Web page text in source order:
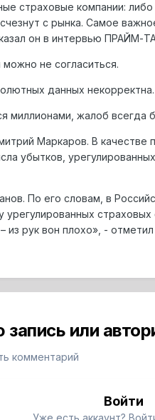
страховые компании:
с рынка. Самое
он в интервью ПРАЙМ-
не согласиться.
данных некорректна.
миллионами, жалоб всегда
Маркаров. В качестве
убытков,
По его словам, в
из рук вон плохо», -
или
комментарий
Войти